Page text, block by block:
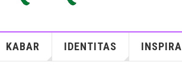
KABAR IDENTITAS